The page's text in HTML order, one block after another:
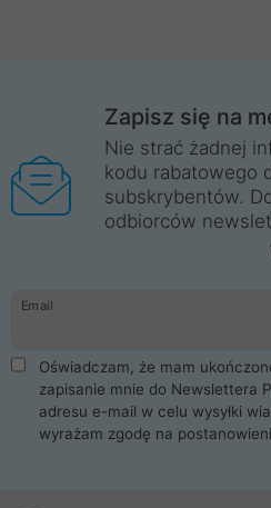
Zapisz się na
Nie strać żadnej
kodu rabatowego
subskrybentów.
odbiorców
Email
Oświadczam, że mam
zapisanie mnie do Newslettera
adresu e-mail w celu wysyłki
wyrażam zgodę na